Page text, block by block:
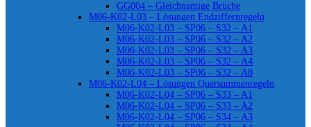
GG004 – Gleichnamige Brüche
M06-K02-L03 – Lösungen Endziffernregeln
M06-K02-L03 – SP06 – S32 – A1
M06-K02-L03 – SP06 – S32 – A2
M06-K02-L03 – SP06 – S32 – A3
M06-K02-L03 – SP06 – S32 – A4
M06-K02-L03 – SP06 – S32 – A8
M06-K02-L04 – Lösungen Quersummenregeln
M06-K02-L04 – SP06 – S33 – A1
M06-K02-L04 – SP06 – S33 – A2
M06-K02-L04 – SP06 – S34 – A3